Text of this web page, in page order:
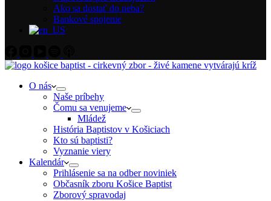
Ako sa dostať do neba?
Bankové spojenie
O nás
Naše príbehy
Čomu sa venujeme
Mládež
História Baptistov v Košiciach
Kto sú baptisti?
Vyznanie viery
Kalendár
Prihlásenie sa na odber noviniek
Občasník zboru Košice Baptist
Zborový spravodaj